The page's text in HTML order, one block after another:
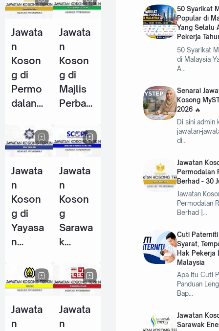
Ambil
Tahun
2026
an
(KWSP)
- 25
Jun
2026
Jawata
n
Koson
g di
Permo
dalan
Berhad
- 30
2026
Jawata
n
Koson
g di
Majlis
Perban
Kemam
an
4 Jun
2026
Jawata
n
Koson
g di
Yayasa
n
n Johor
- 10
2026
Jawata
n
Koson
g
Sarawa
k
Perfor
Excelle
nce
Jawata
n
Jawata
n
50 Syarikat
Popular di
Yang Selalu
Pekerja
50 Syarikat
di Malaysia
A…
Senarai
Kosong
2026
Di sini admin
jawatan-
di…
Jawatan
Permodalan
Berhad - 30
Jawatan
Permodalan
Cuti
Syarat,
Hak Pekerja
Malaysia
Apa Itu Cuti
Panduan
Bap…
Jawatan
Sarawak